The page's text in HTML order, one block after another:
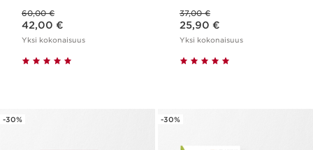
60,00 €
Nykyinen hinta 42,00 €
42,00 €
Yksi kokonaisuus
37,00 €
Nykyinen hinta 25,90 €
25,90 €
Yksi kokonaisuus
-30% -30%